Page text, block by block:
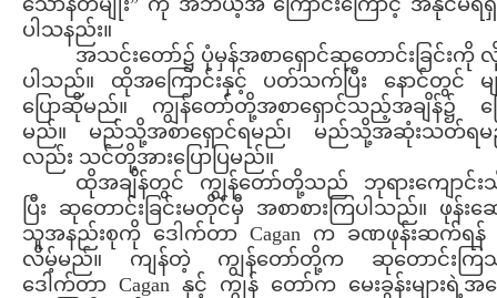
သောနတ်မျိုး” ကို အဘယ့်အ ကြောင်းကြောင့် အနိုင်မရ
ပါသနည်း။
အသင်းတော်၌ ပုံမှန်အစာရှောင်ဆုတောင်းခြင်းကို
ပါသည်။ ထိုအကြောင်းနှင့် ပတ်သက်ပြီး နောင်တွင် မျ
ပြောဆိုမည်။ ကျွန်တော်တို့အစာရှောင်သည့်အချိန်၌ ပြ
မည်။ မည်သို့အစာရှောင်ရမည်၊ မည်သို့အဆုံးသတ်ရ
လည်း သင်တို့အားပြောပြမည်။
ထိုအချိန်တွင် ကျွန်တော်တို့သည် ဘုရားကျောင်း
ပြီး ဆုတောင်းခြင်းမတိုင်မှီ အစာစားကြပါသည်။ ဖုန်းဆ
သူအနည်းစုကို ဒေါက်တာ Cagan က ခဏဖုန်းဆက်ရန်
လိမ့်မည်။ ကျန်တဲ့ ကျွန်တော်တို့က ဆုတောင်းကြ
ဒေါက်တာ Cagan နှင့် ကျွန် တော်က မေးခွန်းများရဲ့အ